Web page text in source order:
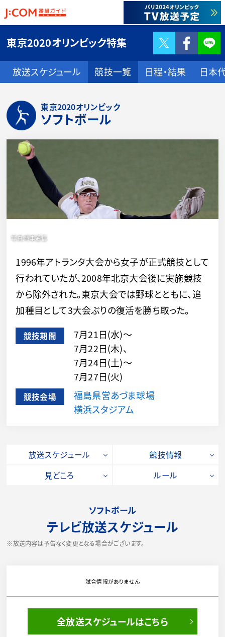
東京2020オリンピック特集
放送スケジュール 競技一覧 日程・結果 日本
Twitter
東京2020オリンピック
ソフトボール
1996年アトランタ大会から女子が正式競技として
行われていたが、2008年北京大会後に実施競技
から除外された。東京大会では野球とともに、追
加種目として3大会ぶりの復活を勝ち取った。
競技期間
7月21日(水)～
7月22日(木)、
7月24日(土)～
7月27日(火)
競技会場
福島県営あづま球場
横浜スタジアム
放送スケジュール
競技情報
見どころ
ルール
ソフトボール
テレビ放送スケジュール
※放送内容は予告なく変更となる場合がございます。
試合情報がありません
全放送スケジュールはこちら